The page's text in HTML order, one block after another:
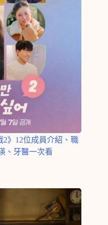
》12位成員介紹、職
、牙醫一次看